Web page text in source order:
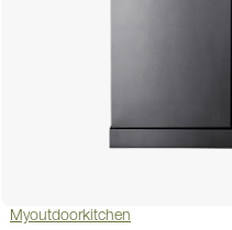
Myoutdoorkitchen